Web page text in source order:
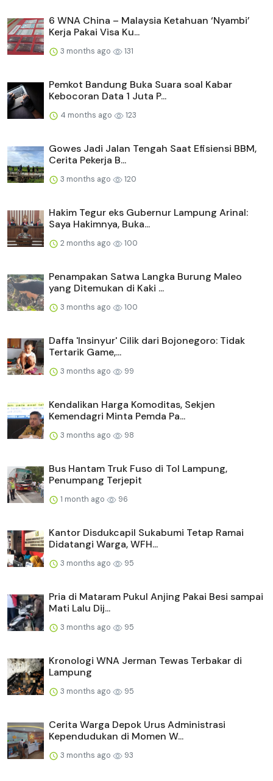
6 WNA China – Malaysia Ketahuan ‘Nyambi’
Kerja Pakai Visa Ku...
3 months ago 131
Pemkot Bandung Buka Suara soal Kabar
Kebocoran Data 1 Juta P...
4 months ago 123
Gowes Jadi Jalan Tengah Saat Efisiensi BBM,
Cerita Pekerja B...
3 months ago 120
Hakim Tegur eks Gubernur Lampung Arinal:
Saya Hakimnya, Buka...
2 months ago 100
Penampakan Satwa Langka Burung Maleo
yang Ditemukan di Kaki ...
3 months ago 100
Daffa 'Insinyur' Cilik dari Bojonegoro: Tidak
Tertarik Game,...
3 months ago 99
Kendalikan Harga Komoditas, Sekjen
Kemendagri Minta Pemda Pa...
3 months ago 98
Bus Hantam Truk Fuso di Tol Lampung,
Penumpang Terjepit
1 month ago 96
Kantor Disdukcapil Sukabumi Tetap Ramai
Didatangi Warga, WFH...
3 months ago 95
Pria di Mataram Pukul Anjing Pakai Besi sampai
Mati Lalu Dij...
3 months ago 95
Kronologi WNA Jerman Tewas Terbakar di
Lampung
3 months ago 95
Cerita Warga Depok Urus Administrasi
Kependudukan di Momen W...
3 months ago 93